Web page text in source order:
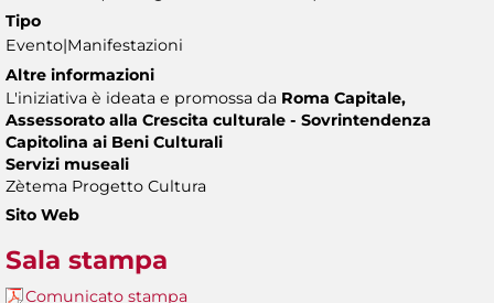
Tipo
Evento|Manifestazioni
Altre informazioni
L'iniziativa è ideata e promossa da Roma Capitale,
Assessorato alla Crescita culturale - Sovrintendenza
Capitolina ai Beni Culturali
Servizi museali
Zètema Progetto Cultura
Sito Web
Sala stampa
Comunicato stampa